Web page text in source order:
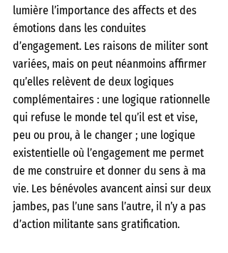
lumière l’importance des affects et des
émotions dans les conduites
d’engagement. Les raisons de militer sont
variées, mais on peut néanmoins affirmer
qu’elles relèvent de deux logiques
complémentaires : une logique rationnelle
qui refuse le monde tel qu’il est et vise,
peu ou prou, à le changer ; une logique
existentielle où l’engagement me permet
de me construire et donner du sens à ma
vie. Les bénévoles avancent ainsi sur deux
jambes, pas l’une sans l’autre, il n’y a pas
d’action militante sans gratification.